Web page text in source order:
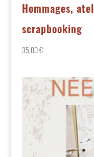
Hommages,
scrapbooking
35,00€